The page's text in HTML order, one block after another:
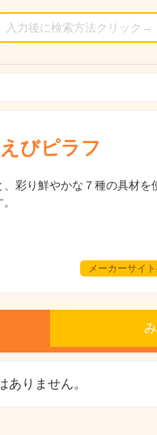
びピラフ
、彩り鮮やかな７種の具材
メーカーサイ
ありません。